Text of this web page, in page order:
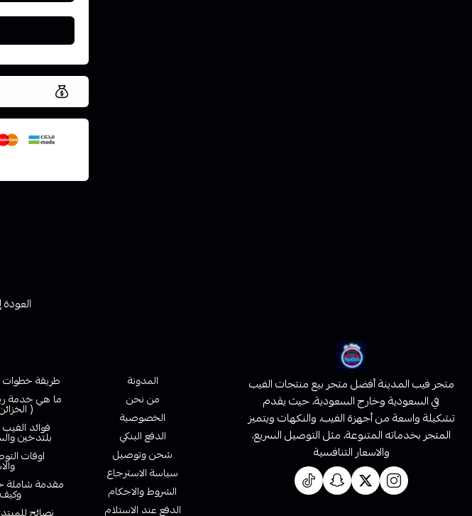
العروض
العودة
متجر فيب المدينة أفضل متجر بيع منتجات الفيب
في السعودية وخارج السعودية، حيث يقدم
تشكيلة واسعة من أجهزة الفيب، والنكهات ويتميز
المتجر بخدماته المتنوعة، مثل التوصيل السريع،
والاسعار التنافسية
المدونة
من نحن
الخصوصية
الدفع البنكي
شحن وتوصيل
سياسة الاسترجاع
الشروط والاحكام
الدفع عند الاستلام
طريقة خطوات
(
فوائد الفيب
بلتدخين
اوقات
مقدمة شاملة